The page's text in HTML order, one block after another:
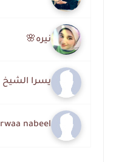
نيره🌸
يسرا الشيخ
rwaa nabeel